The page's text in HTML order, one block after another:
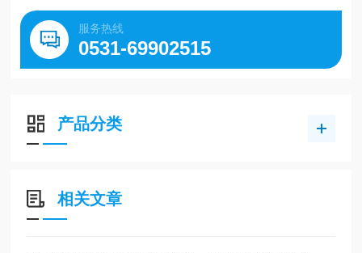
服务热线
0531-69902515
产品分类
相关文章